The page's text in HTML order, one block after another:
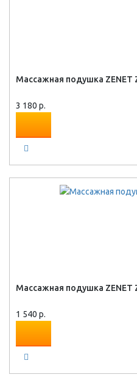
Массажная подушка ZENET
3 180 р.
Массажная подушка ZENET
1 540 р.